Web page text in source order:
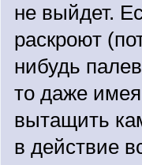
не выйдет.
раскроют
нибудь
то даже
вытащить
в действие